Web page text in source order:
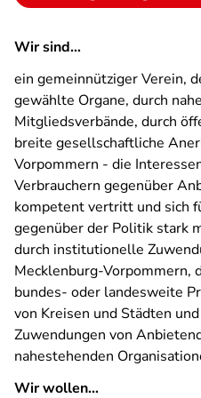
Wir sind…
ein gemeinnütziger Verein,
gewählte Organe, durch
Mitgliedsverbände, durch
breite gesellschaftliche
Vorpommern - die
Verbrauchern gegenüber
kompetent vertritt und sich
gegenüber der Politik stark
durch institutionelle
Mecklenburg-Vorpommern,
bundes- oder landesweite
von Kreisen und Städten
Zuwendungen von
nahestehenden
Wir wollen…